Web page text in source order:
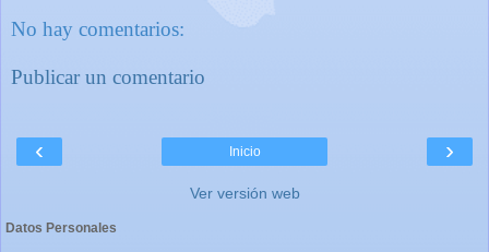
No hay comentarios:
Publicar un comentario
‹ ›
Inicio
Ver versión web
Datos Personales